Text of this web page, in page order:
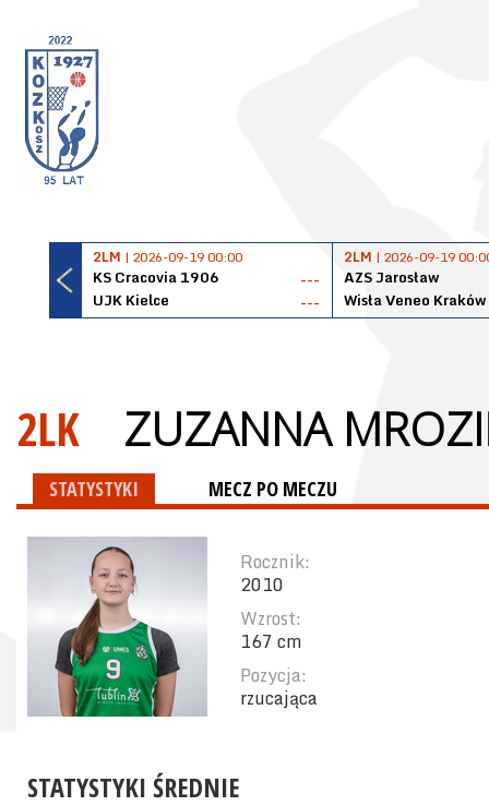
2LM | 2026-09-19 00:00
KS Cracovia 1906
---
UJK Kielce
---
2LM | 2026-09-19
AZS Jarosław
Wisła Veneo Kraków
2LK ZUZANNA
STATYSTYKI MECZ PO MECZU
Rocznik:
2010
Wzrost:
167 cm
Pozycja:
rzucająca
STATYSTYKI ŚREDNIE